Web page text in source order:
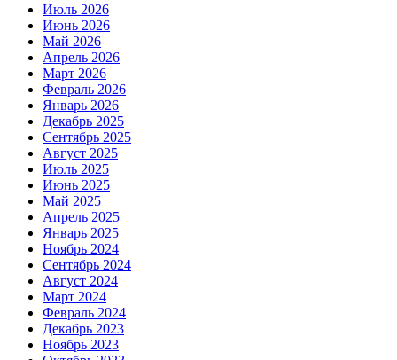
Июль 2026
Июнь 2026
Май 2026
Апрель 2026
Март 2026
Февраль 2026
Январь 2026
Декабрь 2025
Сентябрь 2025
Август 2025
Июль 2025
Июнь 2025
Май 2025
Апрель 2025
Январь 2025
Ноябрь 2024
Сентябрь 2024
Август 2024
Март 2024
Февраль 2024
Декабрь 2023
Ноябрь 2023